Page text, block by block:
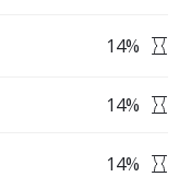
14%
14%
14%